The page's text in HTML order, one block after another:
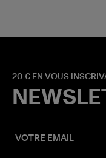
20 € EN VOUS